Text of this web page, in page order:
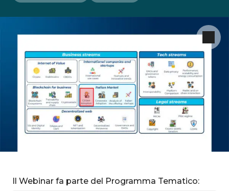
Il Webinar fa parte del Programma Tematico: